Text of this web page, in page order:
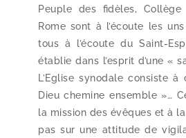
Peuple des fidèles,
Rome sont à l’écoute les
tous à l’écoute du Saint-​
éta­blie dans l’esprit d’une «
L’Eglise syno­dale consiste
Dieu che­mine ensemble »…
la mis­sion des évêques et à
pas sur une atti­tude de